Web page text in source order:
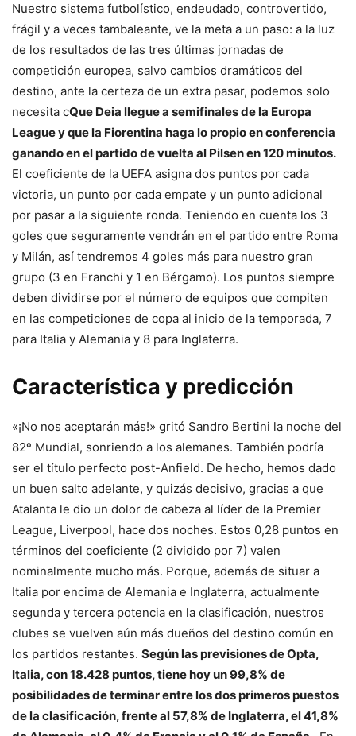
Nuestro sistema futbolístico, endeudado, controvertido,
frágil y a veces tambaleante, ve la meta a un paso: a la luz
de los resultados de las tres últimas jornadas de
competición europea, salvo cambios dramáticos del
destino, ante la certeza de un extra pasar, podemos solo
necesita cQue Deia llegue a semifinales de la Europa
League y que la Fiorentina haga lo propio en conferencia
ganando en el partido de vuelta al Pilsen en 120 minutos.
El coeficiente de la UEFA asigna dos puntos por cada
victoria, un punto por cada empate y un punto adicional
por pasar a la siguiente ronda. Teniendo en cuenta los 3
goles que seguramente vendrán en el partido entre Roma
y Milán, así tendremos 4 goles más para nuestro gran
grupo (3 en Franchi y 1 en Bérgamo). Los puntos siempre
deben dividirse por el número de equipos que compiten
en las competiciones de copa al inicio de la temporada, 7
para Italia y Alemania y 8 para Inglaterra.
Característica y predicción
«¡No nos aceptarán más!» gritó Sandro Bertini la noche del
82º Mundial, sonriendo a los alemanes. También podría
ser el título perfecto post-Anfield. De hecho, hemos dado
un buen salto adelante, y quizás decisivo, gracias a que
Atalanta le dio un dolor de cabeza al líder de la Premier
League, Liverpool, hace dos noches. Estos 0,28 puntos en
términos del coeficiente (2 dividido por 7) valen
nominalmente mucho más. Porque, además de situar a
Italia por encima de Alemania e Inglaterra, actualmente
segunda y tercera potencia en la clasificación, nuestros
clubes se vuelven aún más dueños del destino común en
los partidos restantes. Según las previsiones de Opta,
Italia, con 18.428 puntos, tiene hoy un 99,8% de
posibilidades de terminar entre los dos primeros puestos
de la clasificación, frente al 57,8% de Inglaterra, el 41,8%